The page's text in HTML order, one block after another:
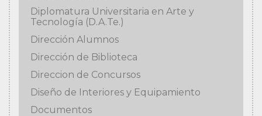
Diplomatura Universitaria en Arte y
Tecnología (D.A.Te.)
Dirección Alumnos
Dirección de Biblioteca
Direccion de Concursos
Diseño de Interiores y Equipamiento
Documentos